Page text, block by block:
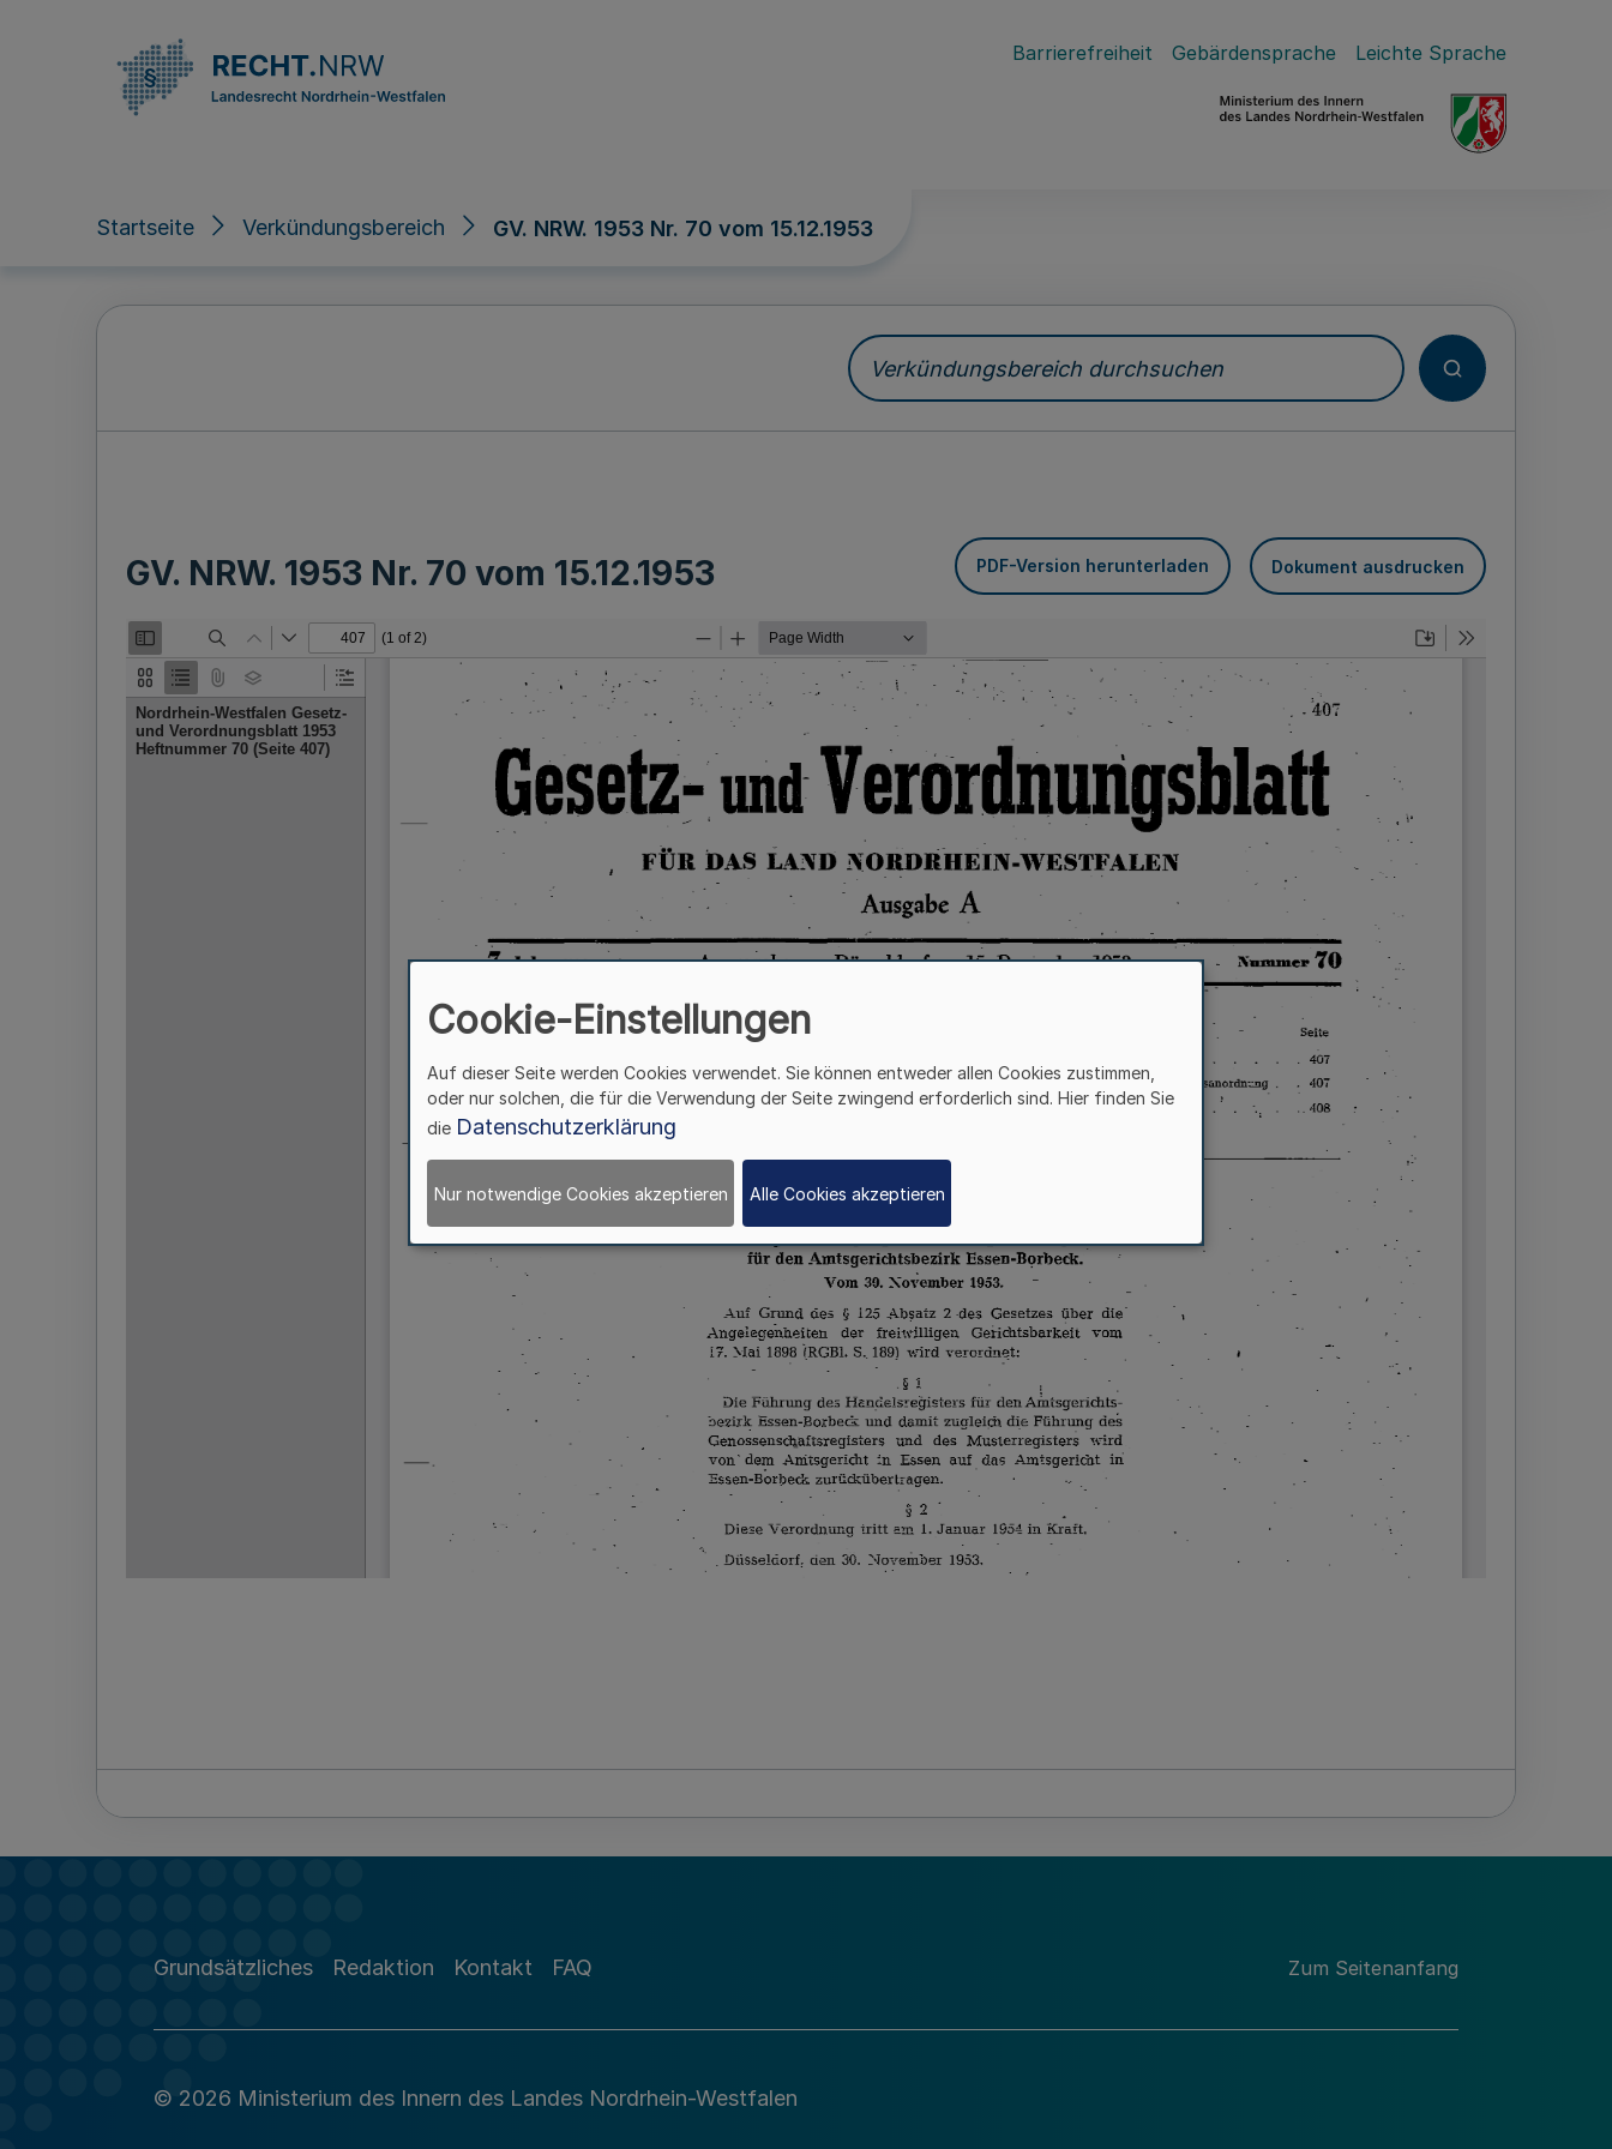
Barrierefreiheit Gebärdensprache Leichte Sprache
Startseite Verkündungsbereich GV. NRW. 1953 Nr. 70 vom 15.12.1953
Verkündungsbereich durchsuchen
GV. NRW. 1953 Nr. 70 vom 15.12.1953 PDF-Version herunterladen Dokument ausdrucken
Grundsätzliches Redaktion Kontakt FAQ Zum Seitenanfang
© 2026 Ministerium des Innern des Landes Nordrhein-Westfalen
Cookie-Einstellungen
Auf dieser Seite werden Cookies verwendet. Sie können entweder allen Cookies zustimmen,
oder nur solchen, die für die Verwendung der Seite zwingend erforderlich sind. Hier finden Sie
die Datenschutzerklärung
Nur notwendige Cookies akzeptieren Alle Cookies akzeptieren